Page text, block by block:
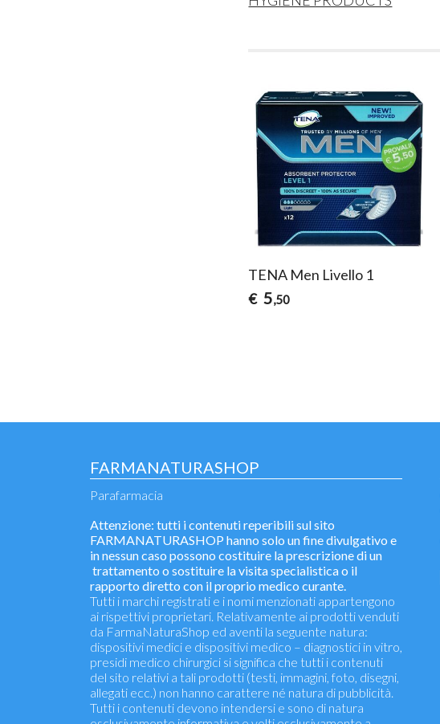
TENA Men Livello 1
€ 5,50
FARMANATURASHOP
Parafarmacia
Attenzione: tutti i contenuti reperibili sul sito
FARMANATURASHOP hanno solo un fine divulgativo e
in nessun caso possono costituire la prescrizione di un
trattamento o sostituire la visita specialistica o il
rapporto diretto con il proprio medico curante.
Tutti i marchi registrati e i nomi menzionati appartengono
ai rispettivi proprietari. Relativamente ai prodotti venduti
da FarmaNaturaShop ed aventi la seguente natura:
dispositivi medici e dispositivi medico – diagnostici in vitro,
presidi medico chirurgici si significa che tutti i contenuti
del sito relativi a tali prodotti (testi, immagini, foto, disegni,
allegati ecc.) non hanno carattere né natura di pubblicità.
Tutti i contenuti devono intendersi e sono di natura